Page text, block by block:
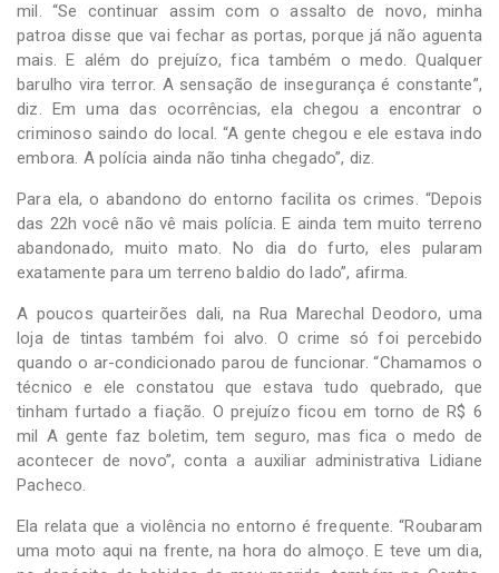
mil. “Se continuar assim com o assalto de novo, minha
patroa disse que vai fechar as portas, porque já não aguenta
mais. E além do prejuízo, fica também o medo. Qualquer
barulho vira terror. A sensação de insegurança é constante”,
diz. Em uma das ocorrências, ela chegou a encontrar o
criminoso saindo do local. “A gente chegou e ele estava indo
embora. A polícia ainda não tinha chegado”, diz.
Para ela, o abandono do entorno facilita os crimes. “Depois
das 22h você não vê mais polícia. E ainda tem muito terreno
abandonado, muito mato. No dia do furto, eles pularam
exatamente para um terreno baldio do lado”, afirma.
A poucos quarteirões dali, na Rua Marechal Deodoro, uma
loja de tintas também foi alvo. O crime só foi percebido
quando o ar-condicionado parou de funcionar. “Chamamos o
técnico e ele constatou que estava tudo quebrado, que
tinham furtado a fiação. O prejuízo ficou em torno de R$ 6
mil A gente faz boletim, tem seguro, mas fica o medo de
acontecer de novo”, conta a auxiliar administrativa Lidiane
Pacheco.
Ela relata que a violência no entorno é frequente. “Roubaram
uma moto aqui na frente, na hora do almoço. E teve um dia,